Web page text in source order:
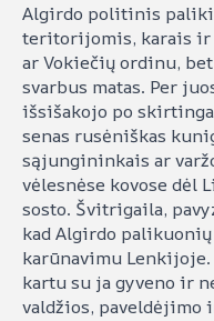
Algirdo politinis
teritorijomis, karais ir
ar Vokiečių ordinu,
svarbus matas. Per
išsišakojo po
senas rusėniškas
sąjungininkais ar
vėlesnėse kovose dėl
sosto. Švitrigaila,
kad Algirdo
karūnavimu
kartu su ja gyveno ir
valdžios,